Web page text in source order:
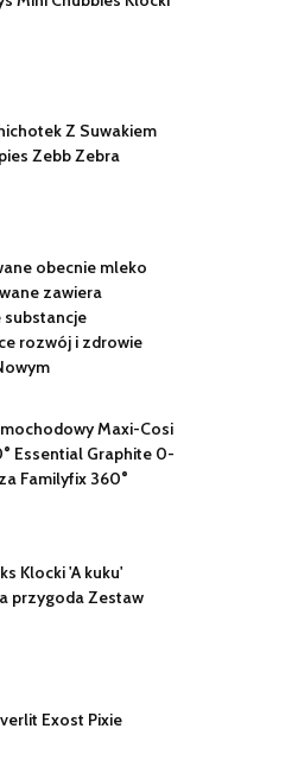
Z Suwakiem
Zebb Zebra
obecnie mleko
zawiera
rozwój i zdrowie
Maxi-Cosi
Essential Graphite 0-
Familyfix 360°
Klocki 'A kuku'
przygoda Zestaw
Exost Pixie